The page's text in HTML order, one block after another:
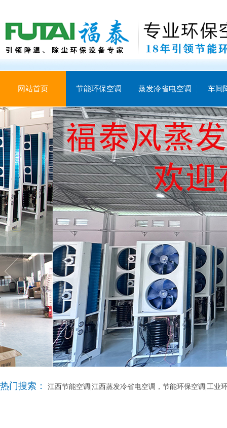
网站首页 节能环保空调 蒸发冷省电空调 车间
热门搜索： 江西节能空调|江西蒸发冷省电空调，节能环保空调|工业